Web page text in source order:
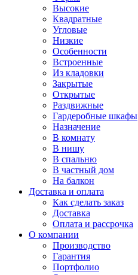
Высокие
Квадратные
Угловые
Низкие
Особенности
Встроенные
Из кладовки
Закрытые
Открытые
Раздвижные
Гардеробные шкафы
Назначение
В комнату
В нишу
В спальню
В частный дом
На балкон
Доставка и оплата
Как сделать заказ
Доставка
Оплата и рассрочка
О компании
Производство
Гарантия
Портфолио